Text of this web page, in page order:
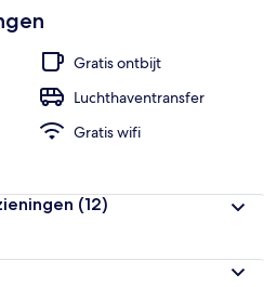
Gratis ontbijt
Luchthaventransfer
Gratis wifi
(12)